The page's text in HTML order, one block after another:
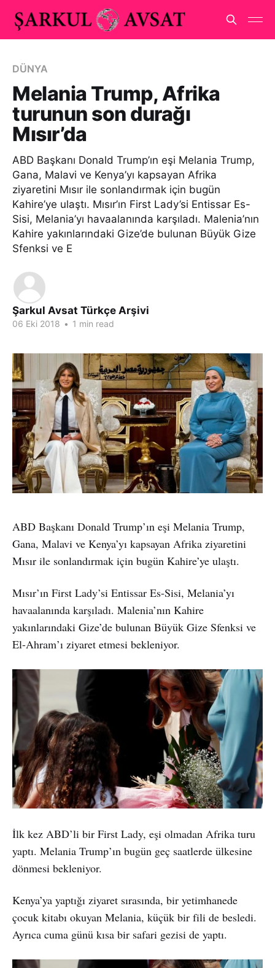
DÜNYA
Melania Trump, Afrika
turunun son durağı
Mısır’da
ABD Başkanı Donald Trump’ın eşi Melania Trump,
Gana, Malavi ve Kenya’yı kapsayan Afrika
ziyaretini Mısır ile sonlandırmak için bugün
Kahire’ye ulaştı. Mısır’ın First Lady’si Entissar Es-
Sisi, Melania’yı havaalanında karşıladı. Malenia’nın
Kahire yakınlarındaki Gize’de bulunan Büyük Gize
Sfenksi ve E
Şarkul Avsat Türkçe Arşivi
06 Eki 2018 • 1 min read
ABD Başkanı Donald Trump’ın eşi Melania Trump,
Gana, Malavi ve Kenya’yı kapsayan Afrika ziyaretini
Mısır ile sonlandırmak için bugün Kahire’ye ulaştı.
Mısır’ın First Lady’si Entissar Es-Sisi, Melania’yı
havaalanında karşıladı. Malenia’nın Kahire
yakınlarındaki Gize’de bulunan Büyük Gize Sfenksi ve
El-Ahram’ı ziyaret etmesi bekleniyor.
İlk kez ABD’li bir First Lady, eşi olmadan Afrika turu
yaptı. Melania Trump’ın bugün geç saatlerde ülkesine
dönmesi bekleniyor.
Kenya’ya yaptığı ziyaret sırasında, bir yetimhanede
çocuk kitabı okuyan Melania, küçük bir fili de besledi.
Ayrıca cuma günü kısa bir safari gezisi de yaptı.